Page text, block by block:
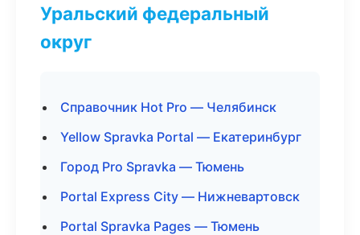
Уральский федеральный
округ
Справочник Hot Pro — Челябинск
Yellow Spravka Portal — Екатеринбург
Город Pro Spravka — Тюмень
Portal Express City — Нижневартовск
Portal Spravka Pages — Тюмень